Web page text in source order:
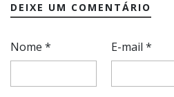
DEIXE UM COMENTÁRIO
Nome * E-mail*